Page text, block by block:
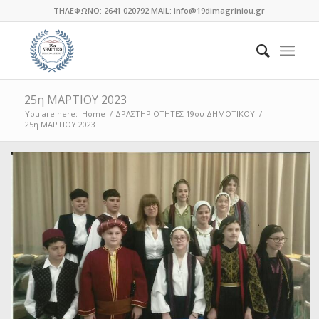
ΤΗΛΕΦΩΝΟ: 2641 020792 MAIL: info@19dimagriniou.gr
25η ΜΑΡΤΙΟΥ 2023
You are here: Home / ΔΡΑΣΤΗΡΙΟΤΗΤΕΣ 19ου ΔΗΜΟΤΙΚΟΥ /
25η ΜΑΡΤΙΟΥ 2023